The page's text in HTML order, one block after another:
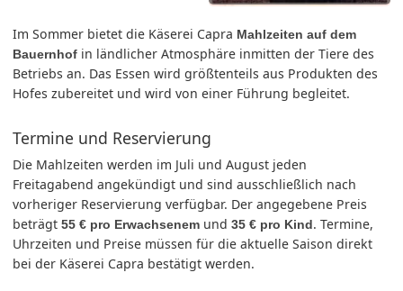
Im Sommer bietet die Käserei Capra Mahlzeiten auf dem
Bauernhof in ländlicher Atmosphäre inmitten der Tiere des
Betriebs an. Das Essen wird größtenteils aus Produkten des
Hofes zubereitet und wird von einer Führung begleitet.
Termine und Reservierung
Die Mahlzeiten werden im Juli und August jeden
Freitagabend angekündigt und sind ausschließlich nach
vorheriger Reservierung verfügbar. Der angegebene Preis
beträgt55 € pro Erwachsenem und35 € pro Kind. Termine,
Uhrzeiten und Preise müssen für die aktuelle Saison direkt
bei der Käserei Capra bestätigt werden.